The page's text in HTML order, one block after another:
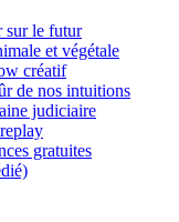
sur le futur
et végétale
créatif
de nos intuitions
judiciaire
gratuites